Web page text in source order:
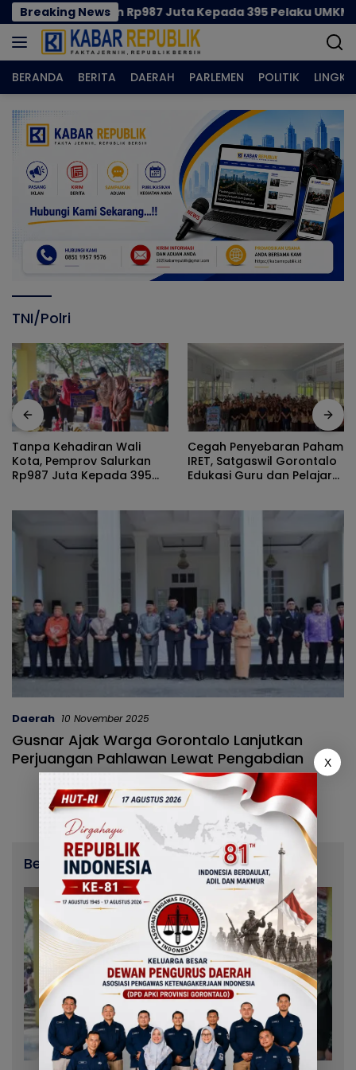
Langsung
ke
konten
Breaking News
Salurkan Rp987 Juta Kepada 395 Pelaku UMKM Kota
BERANDA BERITA DAERAH PARLEMEN POLITIK
TNI/Polri
Wali
Salurkan
395
Cegah Penyebaran Paham
IRET, Satgaswil Gorontalo
Edukasi Guru dan Pelajar
Rizal Agu
Darsianti
Walikota
Daerah 10 November 2025
Gusnar Ajak Warga Gorontalo Lanjutkan
Perjuangan Pahlawan Lewat Pengabdian
Berita Terbaru
X